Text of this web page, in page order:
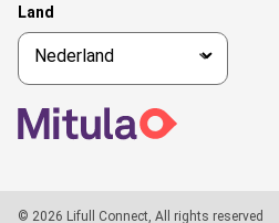
Land
© 2026 Lifull Connect, All rights reserved